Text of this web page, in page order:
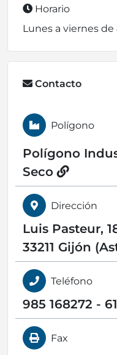
Horario
Lunes a viernes de
Contacto
Polígono
Polígono
Seco
Dirección
Luis Pasteur,
33211 Gijón
Teléfono
985 168272 -
Fax